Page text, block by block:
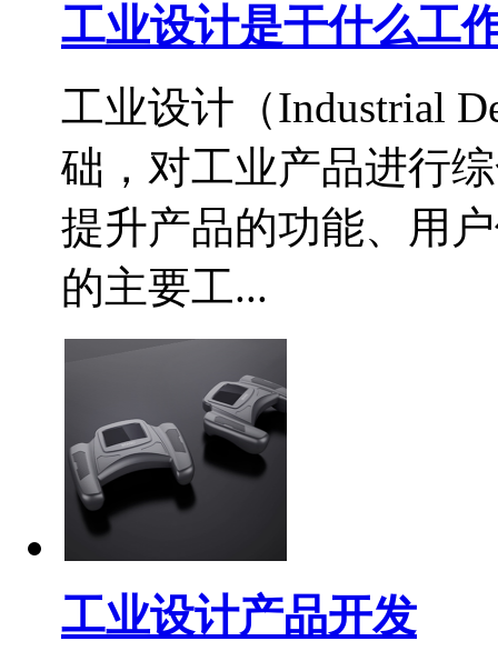
工业设计是干什么工
工业设计（Industrial
础，对工业产品进行
提升产品的功能、用
的主要工...
工业设计产品开发